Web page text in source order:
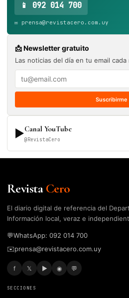
📱 092 014 700
✉️ prensa@revistacero.com.uy
📩 Newsletter gratuito
Las noticias del día en tu email cada
Suscribirme
▶Canal YouTube
@RevistaCero
RevistaCero
El diario digital de referencia del
Información local, veraz e
💬WhatsApp: 092 014 700
✉️prensa@revistacero.com.uy
f 𝕏 ▶ ◉ 💬
SECCIONES